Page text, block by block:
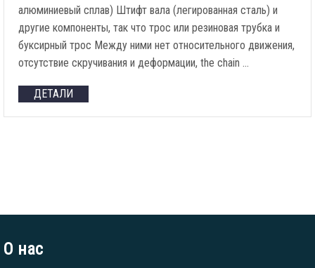
алюминиевый сплав) Штифт вала (легированная сталь) и
другие компоненты, так что трос или резиновая трубка и
буксирный трос Между ними нет относительного движения,
отсутствие скручивания и деформации, the chain …
ДЕТАЛИ
О нас